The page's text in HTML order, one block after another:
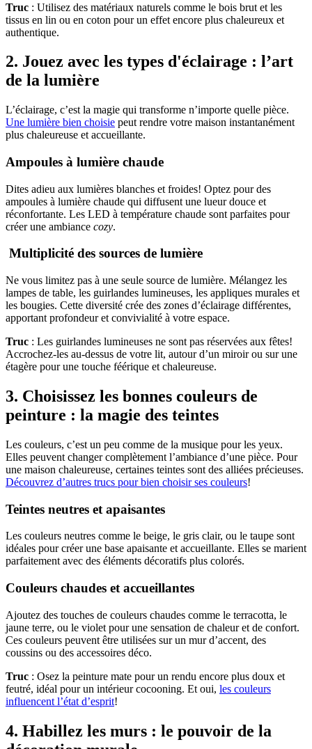
Truc : Utilisez des matériaux naturels comme le bois brut et les
tissus en lin ou en coton pour un effet encore plus chaleureux et
authentique.
2. Jouez avec les types d'éclairage : l’art
de la lumière
L’éclairage, c’est la magie qui transforme n’importe quelle pièce.
Une lumière bien choisie peut rendre votre maison instantanément
plus chaleureuse et accueillante.
Ampoules à lumière chaude
Dites adieu aux lumières blanches et froides! Optez pour des
ampoules à lumière chaude qui diffusent une lueur douce et
réconfortante. Les LED à température chaude sont parfaites pour
créer une ambiance cozy.
Multiplicité des sources de lumière
Ne vous limitez pas à une seule source de lumière. Mélangez les
lampes de table, les guirlandes lumineuses, les appliques murales et
les bougies. Cette diversité crée des zones d’éclairage différentes,
apportant profondeur et convivialité à votre espace.
Truc : Les guirlandes lumineuses ne sont pas réservées aux fêtes!
Accrochez-les au-dessus de votre lit, autour d’un miroir ou sur une
étagère pour une touche féérique et chaleureuse.
3. Choisissez les bonnes couleurs de
peinture : la magie des teintes
Les couleurs, c’est un peu comme de la musique pour les yeux.
Elles peuvent changer complètement l’ambiance d’une pièce. Pour
une maison chaleureuse, certaines teintes sont des alliées précieuses.
Découvrez d’autres trucs pour bien choisir ses couleurs!
Teintes neutres et apaisantes
Les couleurs neutres comme le beige, le gris clair, ou le taupe sont
idéales pour créer une base apaisante et accueillante. Elles se marient
parfaitement avec des éléments décoratifs plus colorés.
Couleurs chaudes et accueillantes
Ajoutez des touches de couleurs chaudes comme le terracotta, le
jaune terre, ou le violet pour une sensation de chaleur et de confort.
Ces couleurs peuvent être utilisées sur un mur d’accent, des
coussins ou des accessoires déco.
Truc : Osez la peinture mate pour un rendu encore plus doux et
feutré, idéal pour un intérieur cocooning. Et oui, les couleurs
influencent l’état d’esprit!
4. Habillez les murs : le pouvoir de la